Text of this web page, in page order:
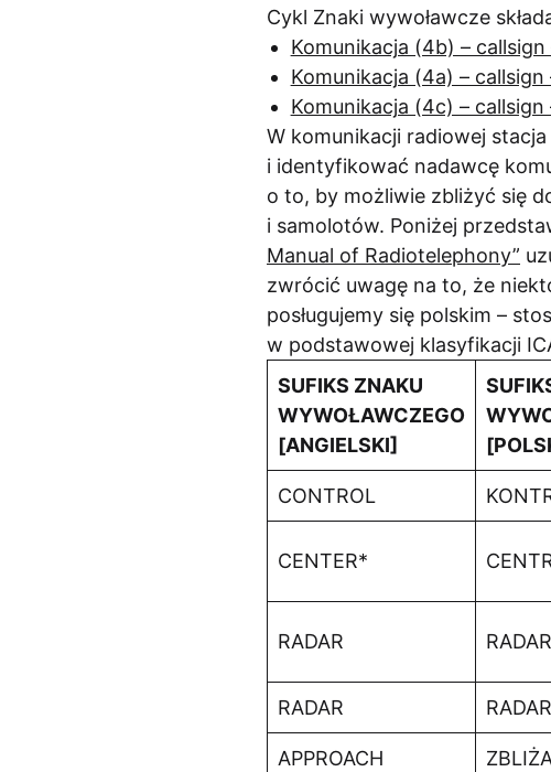
Cykl Znaki wywoławcze
Komunikacja (4b) –
Komunikacja (4a) –
Komunikacja (4c) –
W komunikacji radiowej
i identyfikować nadawcę
o to, by możliwie zbliżyć się
i samolotów. Poniżej
Manual of Radiotelephony”
zwrócić uwagę na to, że
posługujemy się polskim –
w podstawowej klasyfikacji
SUFIKS ZNAKU
WYWOŁAWCZEGO
[ANGIELSKI]
CONTROL
CENTER*
RADAR RADAR
RADAR RADAR
APPROACH